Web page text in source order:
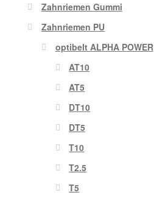
Zahnriemen Gummi
Zahnriemen PU
optibelt ALPHA POWER
AT10
AT5
DT10
DT5
T10
T2.5
T5